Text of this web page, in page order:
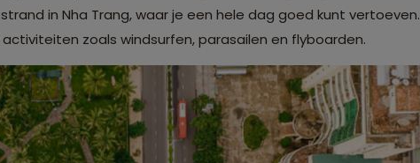
in Nha Trang, waar je een hele dag goed kunt vertoeven.
zoals windsurfen, parasailen en flyboarden.